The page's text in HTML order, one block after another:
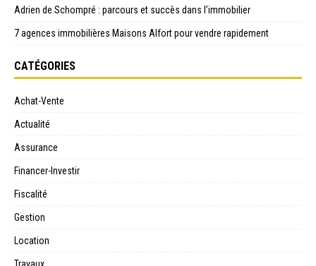
Adrien de Schompré : parcours et succès dans l’immobilier
7 agences immobilières Maisons Alfort pour vendre rapidement
CATÉGORIES
Achat-Vente
Actualité
Assurance
Financer-Investir
Fiscalité
Gestion
Location
Travaux